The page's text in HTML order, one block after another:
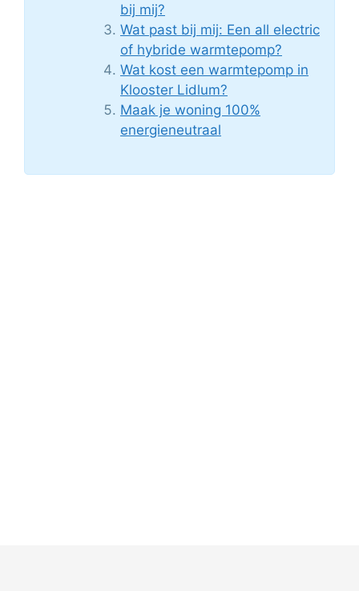
bij mij?
Wat past bij mij: Een all electric
of hybride warmtepomp?
Wat kost een warmtepomp in
Klooster Lidlum?
Maak je woning 100%
energieneutraal